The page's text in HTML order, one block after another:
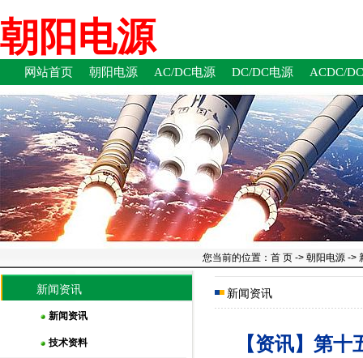
朝阳电源
网站首页 朝阳电源 AC/DC电源 DC/DC电源 ACDC/
您当前的位置： 首 页 -> 朝阳电源 ->
新闻资讯
新闻资讯
技术资料
新闻资讯
【资讯】第